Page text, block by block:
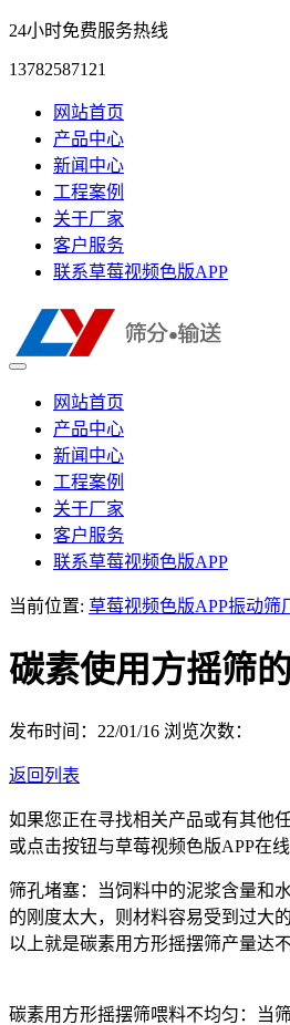
24小时免费服务热线
13782587121
网站首页
产品中心
新闻中心
工程案例
关于厂家
客户服务
联系草莓视频色版APP
网站首页
产品中心
新闻中心
工程案例
关于厂家
客户服务
联系草莓视频色版APP
当前位置: 草莓视频色版APP振动筛
碳素使用方摇筛
发布时间：22/01/16 浏览次数：
返回列表
如果您正在寻找相关产品或有其他
或点击按钮与草莓视频色版APP在
筛孔堵塞：当饲料中的泥浆含量和
的刚度太大，则材料容易受到过大
以上就是碳素用方形摇摆筛产量达
碳素用方形摇摆筛喂料不均匀：当